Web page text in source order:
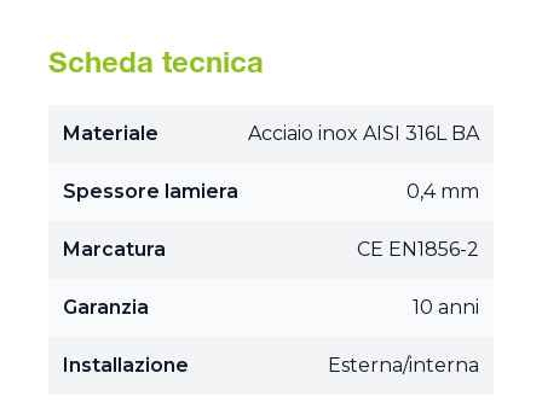
Scheda tecnica
Materiale Acciaio inox AISI 316L BA
Spessore lamiera 0,4 mm
Marcatura CE EN1856-2
Garanzia 10 anni
Installazione Esterna/interna